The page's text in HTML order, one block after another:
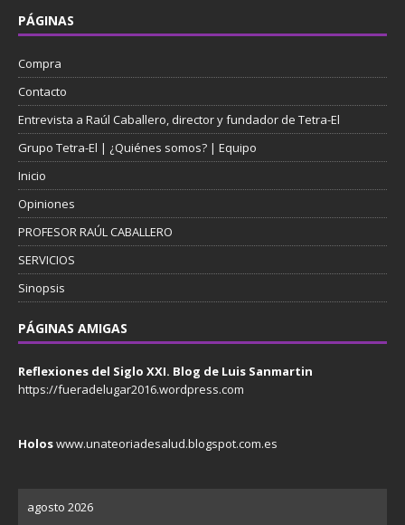
PÁGINAS
Compra
Contacto
Entrevista a Raúl Caballero, director y fundador de Tetra-El
Grupo Tetra-El | ¿Quiénes somos? | Equipo
Inicio
Opiniones
PROFESOR RAÚL CABALLERO
SERVICIOS
Sinopsis
PÁGINAS AMIGAS
Reflexiones del Siglo XXI. Blog de Luis Sanmartin
https://fueradelugar2016.wordpress.com
Holoswww.unateoriadesalud.blogspot.com.es
agosto 2026